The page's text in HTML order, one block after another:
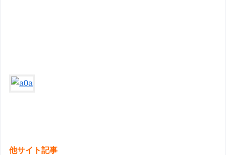
他サイト記事